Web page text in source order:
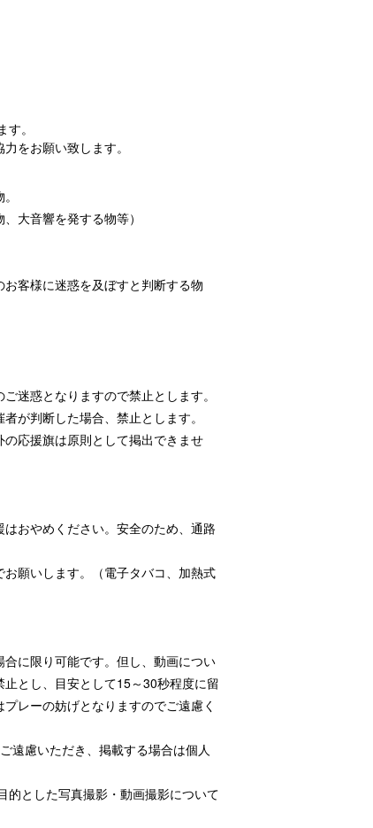
。
をお願い致します。
大音響を発する物等）
客様に迷惑を及ぼすと判断する物
迷惑となりますので禁止とします。
が判断した場合、禁止とします。
応援旗は原則として掲出できませ
おやめください。安全のため、通路
願いします。（電子タバコ、加熱式
に限り可能です。但し、動画につい
とし、目安として15～30秒程度に留
レーの妨げとなりますのでご遠慮く
遠慮いただき、掲載する場合は個人
的とした写真撮影・動画撮影について